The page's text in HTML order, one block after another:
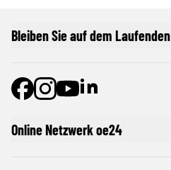
Online Netzwerk oe24
Bleiben Sie auf dem Laufenden